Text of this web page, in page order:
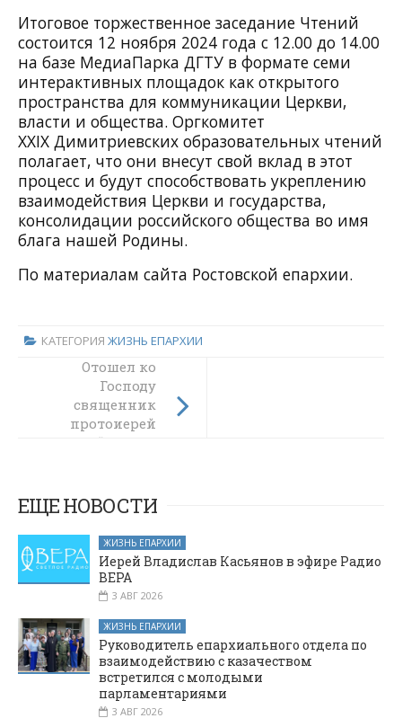
Итоговое торжественное заседание Чтений
состоится 12 ноября 2024 года с 12.00 до 14.00
на базе МедиаПарка ДГТУ в формате семи
интерактивных площадок как открытого
пространства для коммуникации Церкви,
власти и общества. Оргкомитет
XXIX Димитриевских образовательных чтений
полагает, что они внесут свой вклад в этот
процесс и будут способствовать укреплению
взаимодействия Церкви и государства,
консолидации российского общества во имя
блага нашей Родины.
По материалам сайта Ростовской епархии.
КАТЕГОРИЯ ЖИЗНЬ ЕПАРХИИ
В Шахтинском
филиале ДГТУ
состоялась
научно-
практическая
христианский
Восток: духовные,
исторические и
социокультурные
связи» Вторых
Международных
чтений
Шахтинской
епархии
Отошел ко
Господу
священник
протоиерей
Геннадий Бунин
ЕЩЕ НОВОСТИ
ЖИЗНЬ ЕПАРХИИ
Иерей Владислав Касьянов в эфире Радио
ВЕРА
3 АВГ 2026
ЖИЗНЬ ЕПАРХИИ
Руководитель епархиального отдела по
взаимодействию с казачеством
встретился с молодыми
парламентариями
3 АВГ 2026